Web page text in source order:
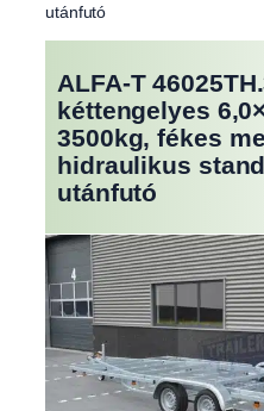
utánfutó
ALFA-T
kéttengelyes
3500kg, fékes
hidraulikus
utánfutó